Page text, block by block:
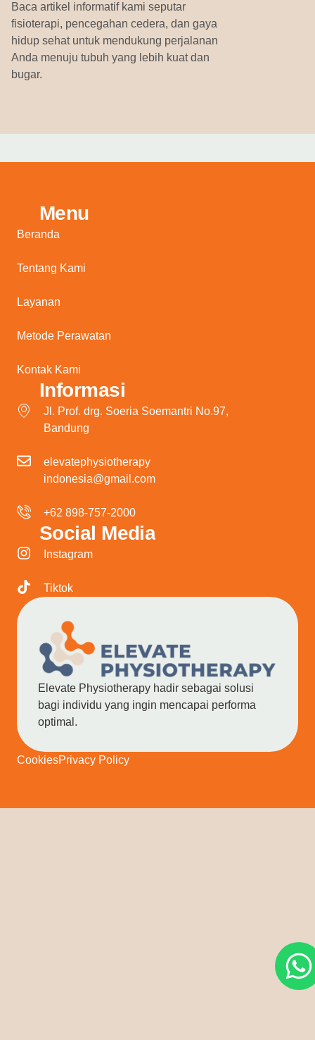
Baca artikel informatif kami seputar
fisioterapi, pencegahan cedera, dan gaya
hidup sehat untuk mendukung perjalanan
Anda menuju tubuh yang lebih kuat dan
bugar.
Menu
Beranda
Tentang Kami
Layanan
Metode Perawatan
Kontak Kami
Informasi
Jl. Prof. drg. Soeria Soemantri No.97,
Bandung
elevatephysiotherapy
indonesia@gmail.com
+62 898-757-2000
Social Media
Instagram
Tiktok
Elevate Physiotherapy hadir sebagai solusi
bagi individu yang ingin mencapai performa
optimal.
CookiesPrivacy Policy